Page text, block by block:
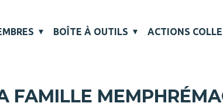
BOÎTE À OUTILS ACTIONS
FAMILLE